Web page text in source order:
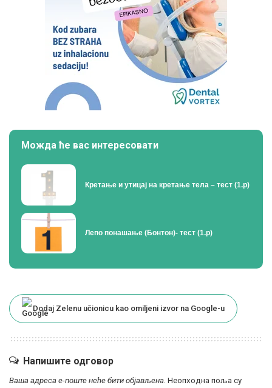
Можда ће вас интересовати
Кретање и утицај на кретање тела – тест (1.р)
Лепо понашање (Бонтон)- тест (1.р)
Dodaj Zelenu učionicu kao omiljeni izvor na Google-u
Напишите одговор
Ваша адреса е-поште неће бити објављена. Неопходна поља су